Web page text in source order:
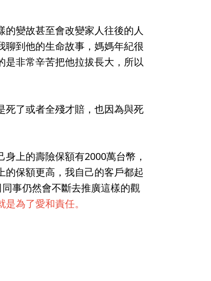
變故甚至會改變家人往後的人
到他的生命故事，媽媽年紀很
是非常辛苦把他拉拔長大，所以
死了或者全殘才賠，也因為與死
上的壽險保額有2000萬台幣，
保額更高，我自己的客戶都起
事仍然會不斷去推廣這樣的觀
為了愛和責任。